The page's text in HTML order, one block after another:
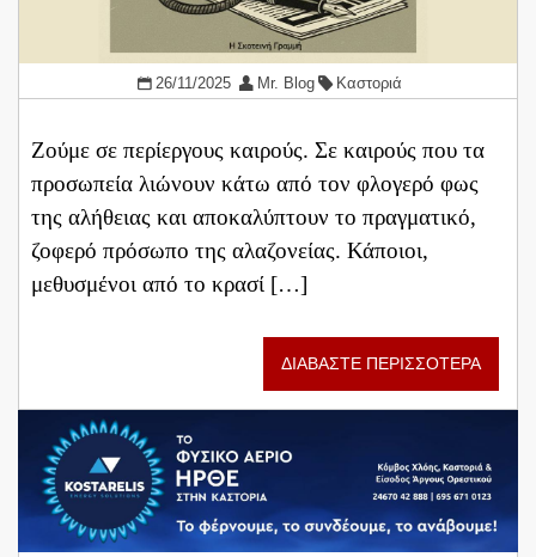
26/11/2025 Mr. Blog Καστοριά
Ζούμε σε περίεργους καιρούς. Σε καιρούς που τα
προσωπεία λιώνουν κάτω από τον φλογερό φως
της αλήθειας και αποκαλύπτουν το πραγματικό,
ζοφερό πρόσωπο της αλαζονείας. Κάποιοι,
μεθυσμένοι από το κρασί […]
ΔΙΑΒΑΣΤΕ ΠΕΡΙΣΣΟΤΕΡΑ